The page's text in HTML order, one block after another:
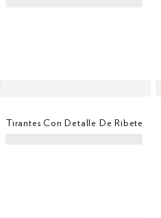
Tirantes Con Detalle De Ribete